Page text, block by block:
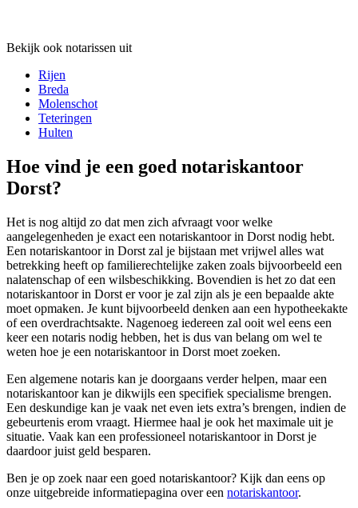
Bekijk ook notarissen uit
Rijen
Breda
Molenschot
Teteringen
Hulten
Hoe vind je een goed notariskantoor
Dorst?
Het is nog altijd zo dat men zich afvraagt voor welke
aangelegenheden je exact een notariskantoor in Dorst nodig hebt.
Een notariskantoor in Dorst zal je bijstaan met vrijwel alles wat
betrekking heeft op familierechtelijke zaken zoals bijvoorbeeld een
nalatenschap of een wilsbeschikking. Bovendien is het zo dat een
notariskantoor in Dorst er voor je zal zijn als je een bepaalde akte
moet opmaken. Je kunt bijvoorbeeld denken aan een hypotheekakte
of een overdrachtsakte. Nagenoeg iedereen zal ooit wel eens een
keer een notaris nodig hebben, het is dus van belang om wel te
weten hoe je een notariskantoor in Dorst moet zoeken.
Een algemene notaris kan je doorgaans verder helpen, maar een
notariskantoor kan je dikwijls een specifiek specialisme brengen.
Een deskundige kan je vaak net even iets extra’s brengen, indien de
gebeurtenis erom vraagt. Hiermee haal je ook het maximale uit je
situatie. Vaak kan een professioneel notariskantoor in Dorst je
daardoor juist geld besparen.
Ben je op zoek naar een goed notariskantoor? Kijk dan eens op
onze uitgebreide informatiepagina over een notariskantoor.